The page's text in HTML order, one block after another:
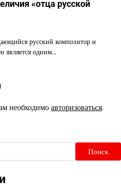
«отца русской
русский композитор и
является одним…
необходимоавторизоваться.
Поиск